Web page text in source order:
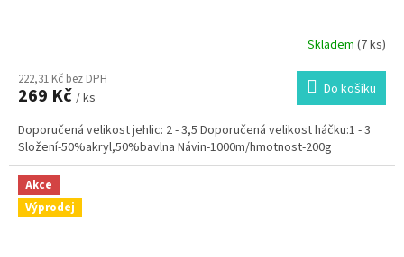
produktu
je
z
5
hvězdiček.
Skladem(7 ks)
222,31 Kč bez DPH
269 Kč / ks Do košíku
Doporučená velikost jehlic: 2 - 3,5 Doporučená velikost háčku:1 - 3
Složení-50%akryl,50%bavlna Návin-1000m/hmotnost-200g
Akce
Výprodej